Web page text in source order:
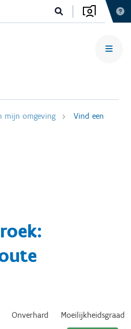
mijn omgeving
Vind een
Onverhard Moeilijkheidsgraad